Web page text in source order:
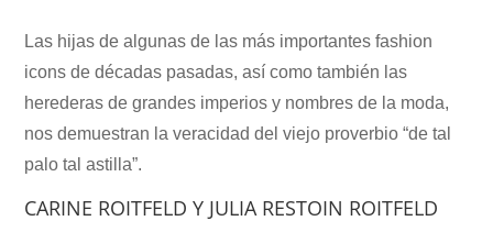
Las hijas de algunas de las más importantes fashion
icons de décadas pasadas, así como también las
herederas de grandes imperios y nombres de la moda,
nos demuestran la veracidad del viejo proverbio “de tal
palo tal astilla”.
CARINE ROITFELD Y JULIA RESTOIN ROITFELD